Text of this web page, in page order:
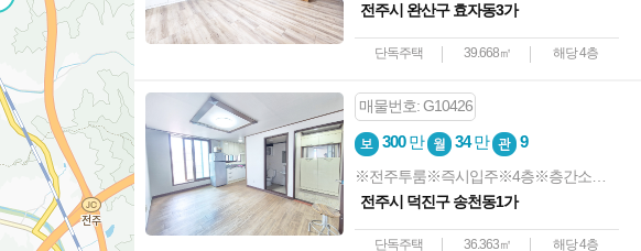
전주시 완산구 효자동3가
단독주택 39.668㎡ 해당 4층
매물번호: G10426
300만 34만 9
전주시 덕진구 송천동1가
단독주택 36.363㎡ 해당 4층